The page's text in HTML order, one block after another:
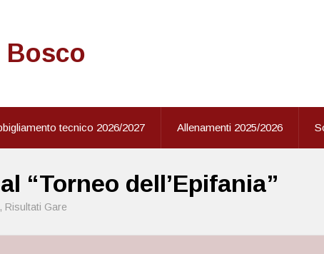
Bosco
tecnico 2026/2027 Allenamenti 2025/2026
“Torneo dell’Epifania”
, Risultati Gare